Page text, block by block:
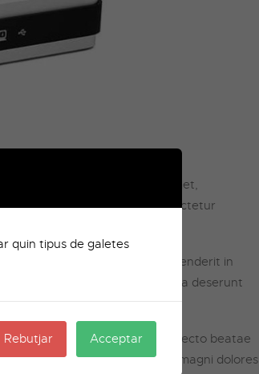
dolorem ipsum quiaolor sit amet,
magnam dolor sit amet, consectetur
Duis aute irure dolor in reprehenderit in
sunt in culpa qui officia deserunt
veritatis et quasi architecto beatae
fugit, sed quia consequuntur magni dolores
quin tipus de galetes
Rebutjar Acceptar